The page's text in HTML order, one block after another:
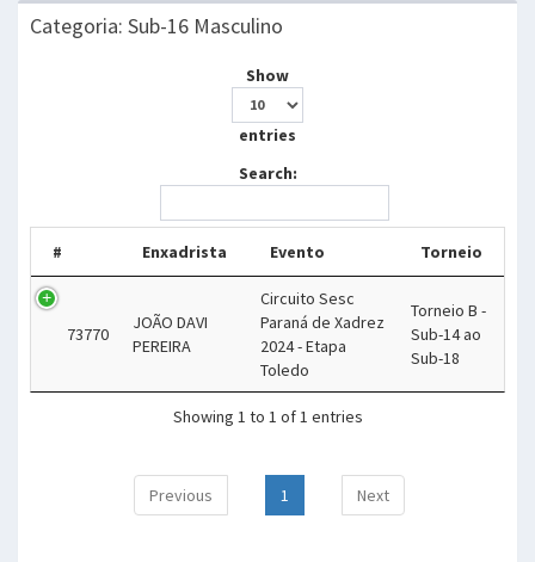
Categoria: Sub-16 Masculino
Show
entries
Search:
# Enxadrista Evento Torneio
73770
JOÃO DAVI
PEREIRA
Circuito Sesc
Paraná de Xadrez
2024 - Etapa
Toledo
Torneio B -
Sub-14 ao
Sub-18
Showing 1 to 1 of 1 entries
Previous 1 Next